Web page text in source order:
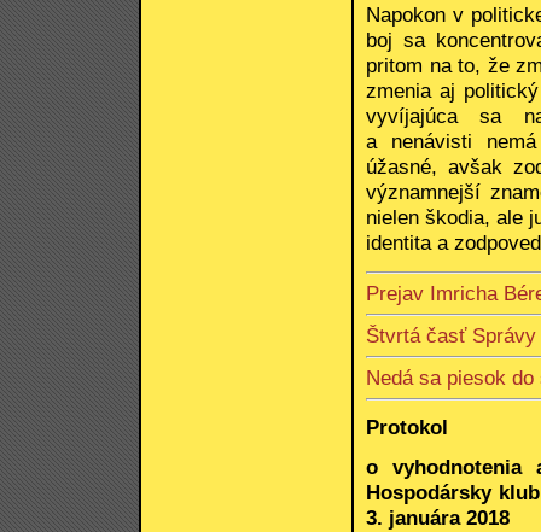
Napokon v
boj sa
pritom na to, že
zmenia aj
vyvíjajúca sa
a nenávisti
úžasné, avšak
významnejší
nielen škodia, ale
identita a
Prejav Imricha
Štvrtá časť
Nedá sa piesok
Protokol
o vyhodnotenia
Hospodársky
3. januára 2018